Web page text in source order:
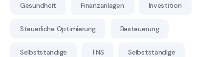
Gesundheit Finanzanlagen Investition
Steuerliche Optimierung Besteuerung
Selbstständige TNS Selbstständige